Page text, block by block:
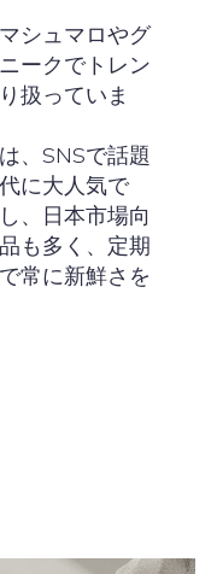
シュマロやグ
ークでトレン
扱っていま
で話題
に大人気で
、日本市場向
も多く、定期
常に新鮮さを